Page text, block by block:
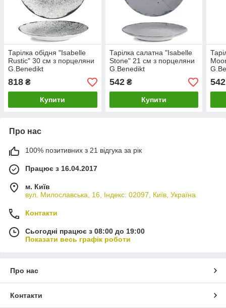
Тарілка обідня "Isabelle
Rustic" 30 см з порцеляни
G.Benedikt
818 ₴
Купити
Тарілка салатна "Isabelle
Stone" 21 см з порцеляни
G.Benedikt
542₴
Купити
542
Про нас
100% позитивних з 21 відгука за рік
Працює з 16.04.2017
м. Київ
вул. Милославська, 16, Індекс: 02097, Київ, Україна
Контакти
Сьогодні працює з 08:00 до 19:00
Показати весь графік роботи
Про нас
Контакти